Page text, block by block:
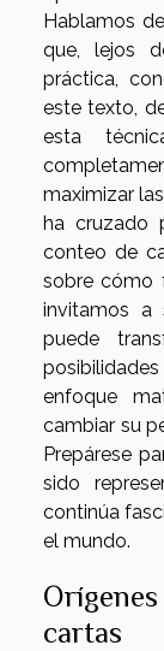
Hablamos
que, lejos
práctica,
este texto,
esta
maximizar
ha cruzado
conteo de
sobre cómo
invitamos a
puede
enfoque
cambiar su
Prepárese
sido
continúa
el mundo.
cartas